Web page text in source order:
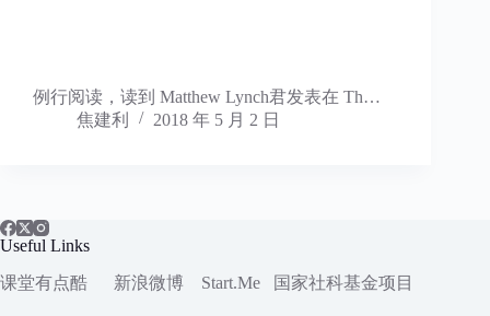
例行阅读，读到 Matthew Lynch君发表在 Th…
焦建利
2018 年 5 月 2 日
Useful Links
课堂有点酷
新浪微博 Start.Me 国家社科基金项目